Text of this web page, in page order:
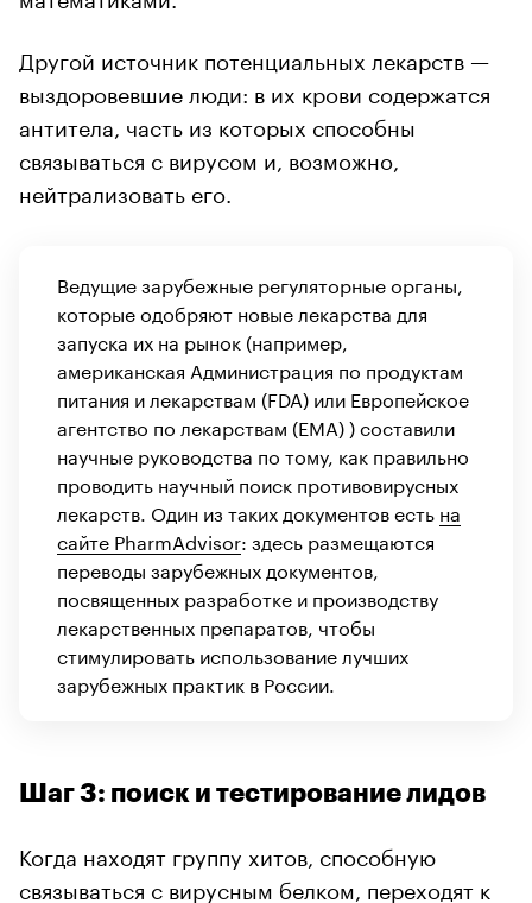
Другой источник потенциальных лекарств —
выздоровевшие люди: в их крови содержатся
антитела, часть из которых способны
связываться с вирусом и, возможно,
нейтрализовать его.
Ведущие зарубежные регуляторные органы,
которые одобряют новые лекарства для
запуска их на рынок (например,
американская Администрация по продуктам
питания и лекарствам (FDA) или Европейское
агентство по лекарствам (EMA) ) составили
научные руководства по тому, как правильно
проводить научный поиск противовирусных
лекарств. Один из таких документов есть на
сайте PharmAdvisor: здесь размещаются
переводы зарубежных документов,
посвященных разработке и производству
лекарственных препаратов, чтобы
стимулировать использование лучших
зарубежных практик в России.
Шаг 3: поиск и тестирование лидов
Когда находят группу хитов, способную
связываться с вирусным белком, переходят к